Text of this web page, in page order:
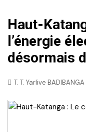
Haut-
l’énergie
désormais
T. T. Yarlive BADIBANGA